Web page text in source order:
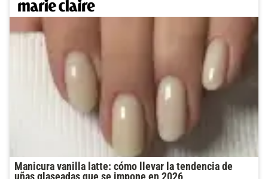
Manicura vanilla latte: cómo llevar la tendencia de
uñas glaseadas que se impone en 2026